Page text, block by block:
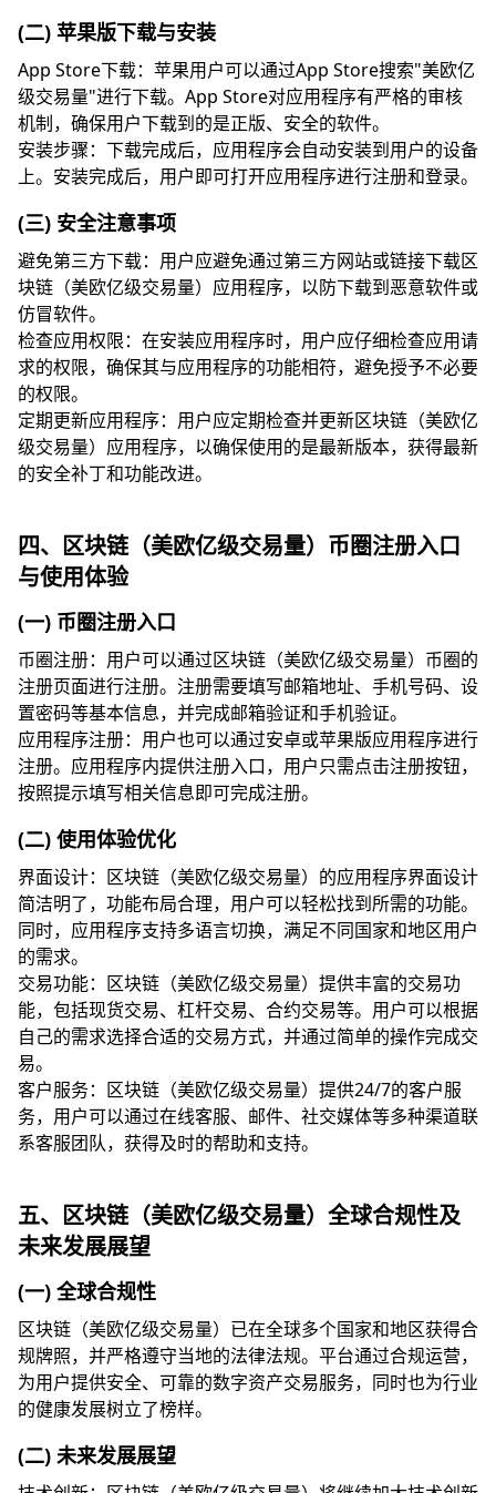
(二) 苹果版下载与安装
App Store下载：苹果用户可以通过App Store搜索"美欧亿
级交易量"进行下载。App Store对应用程序有严格的审核
机制，确保用户下载到的是正版、安全的软件。
安装步骤：下载完成后，应用程序会自动安装到用户的设备
上。安装完成后，用户即可打开应用程序进行注册和登录。
(三) 安全注意事项
避免第三方下载：用户应避免通过第三方网站或链接下载区
块链（美欧亿级交易量）应用程序，以防下载到恶意软件或
仿冒软件。
检查应用权限：在安装应用程序时，用户应仔细检查应用请
求的权限，确保其与应用程序的功能相符，避免授予不必要
的权限。
定期更新应用程序：用户应定期检查并更新区块链（美欧亿
级交易量）应用程序，以确保使用的是最新版本，获得最新
的安全补丁和功能改进。
四、区块链（美欧亿级交易量）币圈注册入口
与使用体验
(一) 币圈注册入口
币圈注册：用户可以通过区块链（美欧亿级交易量）币圈的
注册页面进行注册。注册需要填写邮箱地址、手机号码、设
置密码等基本信息，并完成邮箱验证和手机验证。
应用程序注册：用户也可以通过安卓或苹果版应用程序进行
注册。应用程序内提供注册入口，用户只需点击注册按钮，
按照提示填写相关信息即可完成注册。
(二) 使用体验优化
界面设计：区块链（美欧亿级交易量）的应用程序界面设计
简洁明了，功能布局合理，用户可以轻松找到所需的功能。
同时，应用程序支持多语言切换，满足不同国家和地区用户
的需求。
交易功能：区块链（美欧亿级交易量）提供丰富的交易功
能，包括现货交易、杠杆交易、合约交易等。用户可以根据
自己的需求选择合适的交易方式，并通过简单的操作完成交
易。
客户服务：区块链（美欧亿级交易量）提供24/7的客户服
务，用户可以通过在线客服、邮件、社交媒体等多种渠道联
系客服团队，获得及时的帮助和支持。
五、区块链（美欧亿级交易量）全球合规性及
未来发展展望
(一) 全球合规性
区块链（美欧亿级交易量）已在全球多个国家和地区获得合
规牌照，并严格遵守当地的法律法规。平台通过合规运营，
为用户提供安全、可靠的数字资产交易服务，同时也为行业
的健康发展树立了榜样。
(二) 未来发展展望